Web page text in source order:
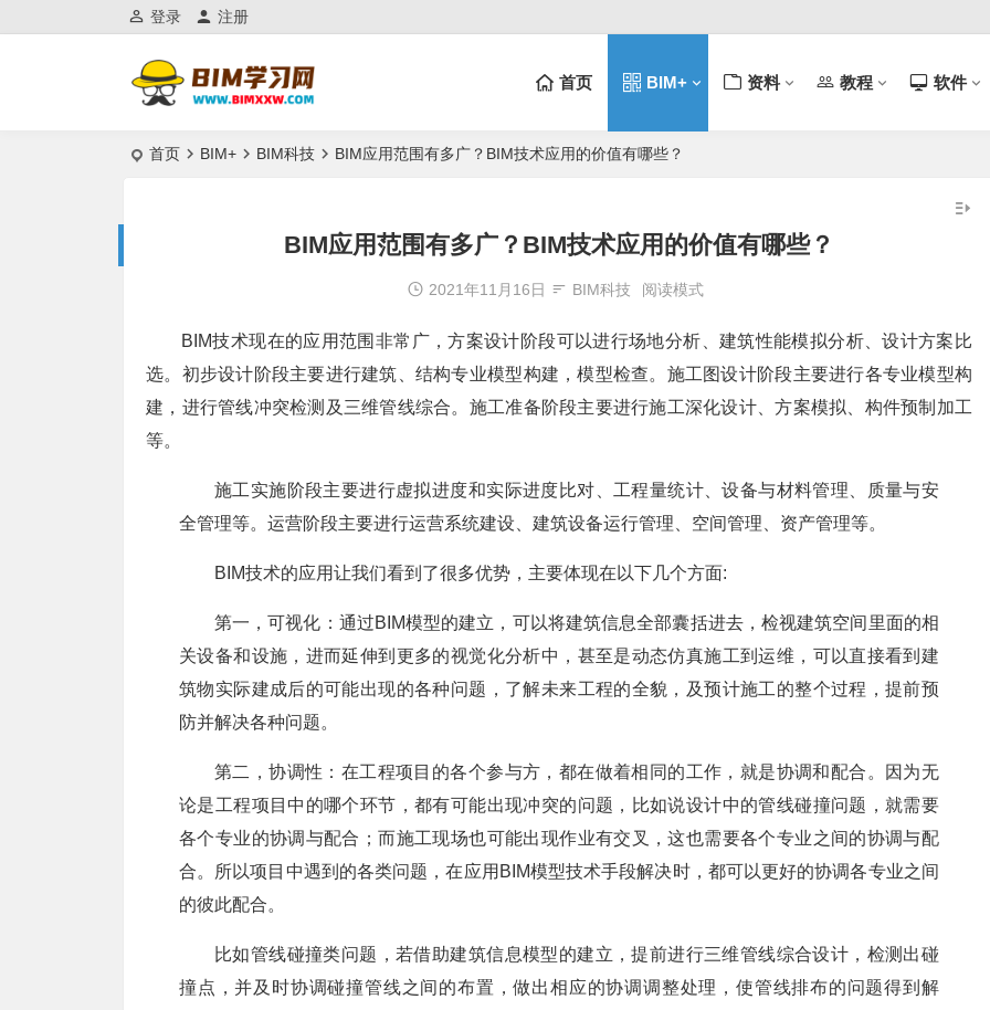
登录 注册
首页 BIM+ 资料 教程 软件
首页 BIM+ BIM科技 BIM应用范围有多广？BIM技术应用的价值有哪些？
BIM应用范围有多广？BIM技术应用的价值有哪些？
2021年11月16日 BIM科技 阅读模式
BIM技术现在的应用范围非常广，方案设计阶段可以进行场地分析、建筑性能模拟分析、设计方案比
选。初步设计阶段主要进行建筑、结构专业模型构建，模型检查。施工图设计阶段主要进行各专业模型构
建，进行管线冲突检测及三维管线综合。施工准备阶段主要进行施工深化设计、方案模拟、构件预制加工
等。
施工实施阶段主要进行虚拟进度和实际进度比对、工程量统计、设备与材料管理、质量与安
全管理等。运营阶段主要进行运营系统建设、建筑设备运行管理、空间管理、资产管理等。
BIM技术的应用让我们看到了很多优势，主要体现在以下几个方面:
第一，可视化：通过BIM模型的建立，可以将建筑信息全部囊括进去，检视建筑空间里面的相
关设备和设施，进而延伸到更多的视觉化分析中，甚至是动态仿真施工到运维，可以直接看到建
筑物实际建成后的可能出现的各种问题，了解未来工程的全貌，及预计施工的整个过程，提前预
防并解决各种问题。
第二，协调性：在工程项目的各个参与方，都在做着相同的工作，就是协调和配合。因为无
论是工程项目中的哪个环节，都有可能出现冲突的问题，比如说设计中的管线碰撞问题，就需要
各个专业的协调与配合；而施工现场也可能出现作业有交叉，这也需要各个专业之间的协调与配
合。所以项目中遇到的各类问题，在应用BIM模型技术手段解决时，都可以更好的协调各专业之间
的彼此配合。
比如管线碰撞类问题，若借助建筑信息模型的建立，提前进行三维管线综合设计，检测出碰
撞点，并及时协调碰撞管线之间的布置，做出相应的协调调整处理，使管线排布的问题得到解